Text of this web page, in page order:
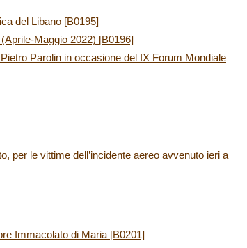
del Libano [B0195]
Maggio 2022) [B0196]
Parolin in occasione del IX Forum Mondiale
per le vittime dell’incidente aereo avvenuto ieri a
Immacolato di Maria [B0201]